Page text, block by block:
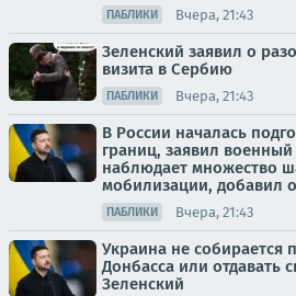
ПАБЛИКИ Вчера, 21:43
Зеленский заявил о
визита в Сербию
ПАБЛИКИ Вчера, 21:43
В России началась
границ, заявил
наблюдает множество
мобилизации, добавил
ПАБЛИКИ Вчера, 21:43
Украина не собирается
Донбасса или отдавать
Зеленский